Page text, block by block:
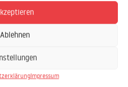
Ablehnen
Impressum
konkret auf
Fragestellungen
konnte.